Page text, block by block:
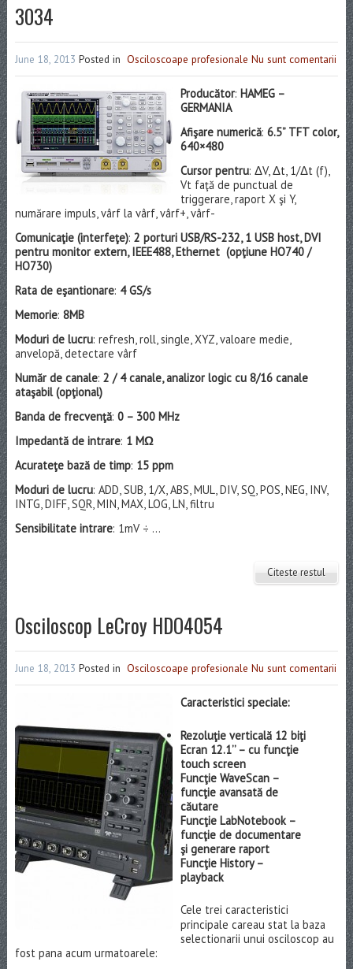
3034
June 18, 2013 Posted in Osciloscoape profesionale Nu sunt comentarii
Producător: HAMEG –
GERMANIA
Afişare numerică: 6.5” TFT color,
640×480
Cursor pentru: ΔV, Δt, 1/Δt (f),
Vt faţă de punctual de
triggerare, raport X şi Y,
numărare impuls, vârf la vârf, vârf+, vârf-
Comunicaţie (interfeţe): 2 porturi USB/RS-232, 1 USB host, DVI
pentru monitor extern, IEEE488, Ethernet (opţiune HO740 /
HO730)
Rata de eşantionare: 4 GS/s
Memorie: 8MB
Moduri de lucru: refresh, roll, single, XYZ, valoare medie,
anvelopă, detectare vârf
Număr de canale: 2 / 4 canale, analizor logic cu 8/16 canale
ataşabil (opţional)
Banda de frecvenţă: 0 – 300 MHz
Impedantă de intrare: 1 MΩ
Acurateţe bază de timp: 15 ppm
Moduri de lucru: ADD, SUB, 1/X, ABS, MUL, DIV, SQ, POS, NEG, INV,
INTG, DIFF, SQR, MIN, MAX, LOG, LN, filtru
Sensibilitate intrare: 1mV ÷ ...
Citeste restul
Osciloscop LeCroy HDO4054
June 18, 2013 Posted in Osciloscoape profesionale Nu sunt comentarii
Caracteristici speciale:
Rezoluţie verticală 12 biţi
Ecran 12.1’’ – cu funcţie
touch screen
Funcţie WaveScan –
funcţie avansată de
căutare
Funcţie LabNotebook –
funcţie de documentare
şi generare raport
Funcţie History –
playback
Cele trei caracteristici
principale careau stat la baza
selectionarii unui osciloscop au
fost pana acum urmatoarele: